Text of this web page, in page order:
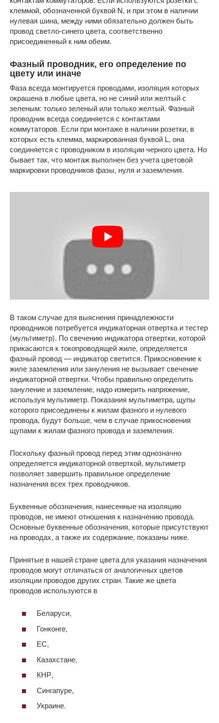
клеммой, обозначенной буквой N, и при этом в наличии
нулевая шина, между ними обязательно должен быть
провод светло-синего цвета, соответственно
присоединенный к ним обеим.
Фазный проводник, его определение по
цвету или иначе
Фаза всегда монтируется проводами, изоляция которых
окрашена в любые цвета, но не синий или желтый с
зеленым: только зеленый или только желтый. Фазный
проводник всегда соединяется с контактами
коммутаторов. Если при монтаже в наличии розетки, в
которых есть клемма, маркированная буквой L, она
соединяется с проводником в изоляции черного цвета. Но
бывает так, что монтаж выполнен без учета цветовой
маркировки проводников фазы, нуля и заземления.
В таком случае для выяснения принадлежности
проводников потребуется индикаторная отвертка и тестер
(мультиметр). По свечению индикатора отвертки, которой
прикасаются к токопроводящей жиле, определяется
фазный провод — индикатор светится. Прикосновение к
жиле заземления или зануления не вызывает свечение
индикаторной отвертки. Чтобы правильно определить
зануление и заземление, надо измерить напряжение,
используя мультиметр. Показания мультиметра, щупы
которого присоединены к жилам фазного и нулевого
провода, будут больше, чем в случае прикосновения
щупами к жилам фазного провода и заземления.
Поскольку фазный провод перед этим однозначно
определяется индикаторной отверткой, мультиметр
позволяет завершить правильное определение
назначения всех трех проводников.
Буквенные обозначения, нанесенные на изоляцию
проводов, не имеют отношения к назначению провода.
Основные буквенные обозначения, которые присутствуют
на проводах, а также их содержание, показаны ниже.
Принятые в нашей стране цвета для указания назначения
проводов могут отличаться от аналогичных цветов
изоляции проводов других стран. Такие же цвета
проводов используются в
Беларуси,
Гонконге,
ЕС,
Казахстане,
КНР,
Сингапуре,
Украине.